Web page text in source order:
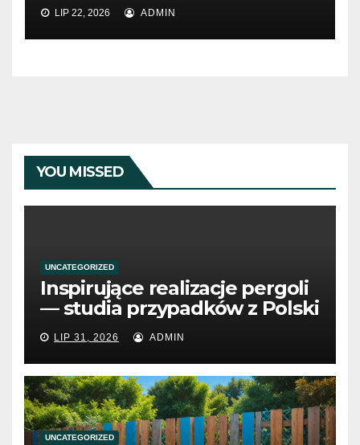
LIP 22, 2026 ADMIN
YOU MISSED
UNCATEGORIZED
Inspirujące realizacje pergoli
— studia przypadków z Polski
LIP 31, 2026 ADMIN
UNCATEGORIZED